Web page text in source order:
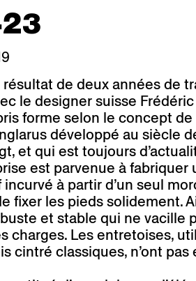
de deux années de
le designer suisse Frédéric
forme selon le concept de
développé au siècle
et qui est toujours
est parvenue à fabriquer
à partir d’un seul
fixer les pieds solidement.
et stable qui ne vacille
charges. Les entretoises,
cintré classiques, n’ont pas